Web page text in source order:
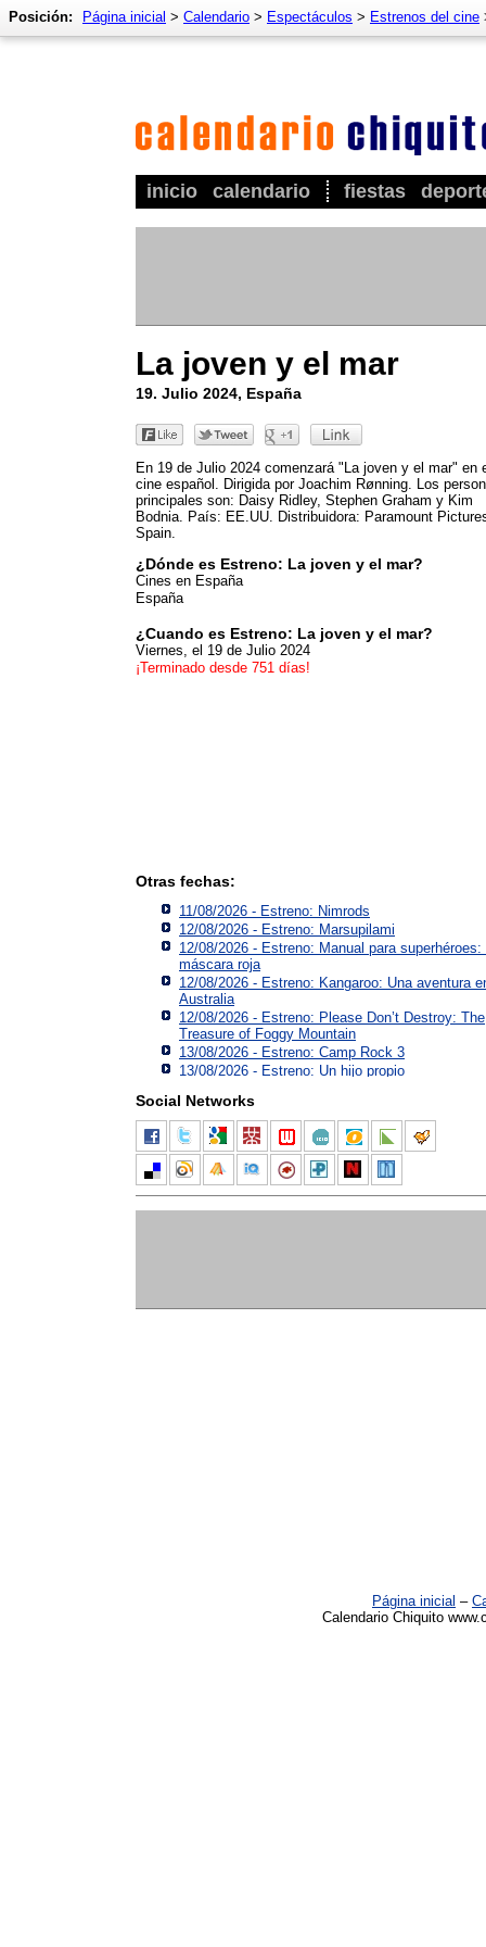
inicio calendario fiestas
Posición: Página inicial > Calendario > Espectáculos > Estrenos del cine
La joven y el mar
19. Julio 2024, España
En 19 de Julio 2024 comenzará "La joven y el mar" en
cine español. Dirigida por Joachim Rønning. Los
principales son: Daisy Ridley, Stephen Graham y Kim
Bodnia. País: EE.UU. Distribuidora: Paramount
Spain.
¿Dónde es Estreno: La joven y el mar?
Cines en España
España
¿Cuando es Estreno: La joven y el mar?
Viernes, el 19 de Julio 2024
¡Terminado desde 751 días!
Otras fechas:
11/08/2026 - Estreno: Nimrods
12/08/2026 - Estreno: Marsupilami
12/08/2026 - Estreno: Manual para superhéroes:
máscara roja
12/08/2026 - Estreno: Kangaroo: Una aventura
Australia
12/08/2026 - Estreno: Please Don’t Destroy: The
Treasure of Foggy Mountain
13/08/2026 - Estreno: Camp Rock 3
13/08/2026 - Estreno: Un hijo propio
Social Networks
Página inicial –
Calendario Chiquito